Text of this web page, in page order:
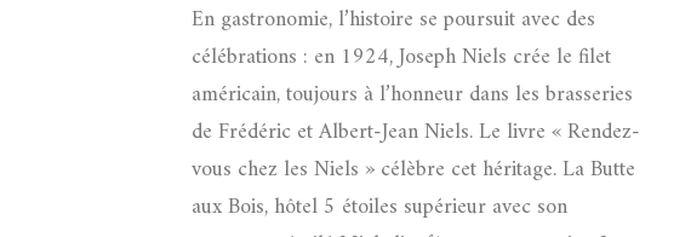
En gastronomie, l’histoire se poursuit avec des
célébrations : en 1924, Joseph Niels crée le filet
américain, toujours à l’honneur dans les brasseries
de Frédéric et Albert-Jean Niels. Le livre « Rendez-
vous chez les Niels » célèbre cet héritage. La Butte
aux Bois, hôtel 5 étoiles supérieur avec son